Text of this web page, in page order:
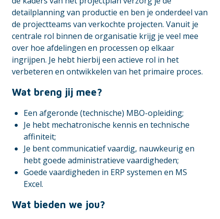
detailplanning van productie en ben je onderdeel van
de projectteams van verkochte projecten. Vanuit je
centrale rol binnen de organisatie krijg je veel mee
over hoe afdelingen en processen op elkaar
ingrijpen. Je hebt hierbij een actieve rol in het
verbeteren en ontwikkelen van het primaire proces.
Wat breng jij mee?
Een afgeronde (technische) MBO-opleiding;
Je hebt mechatronische kennis en technische
affiniteit;
Je bent communicatief vaardig, nauwkeurig en
hebt goede administratieve vaardigheden;
Goede vaardigheden in ERP systemen en MS
Excel.
Wat bieden we jou?